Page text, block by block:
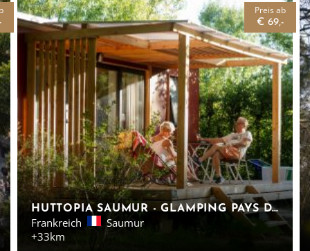
HUTTOPIA SAUMUR - GLAMPING PAYS DE LA LOIRE
Frankreich
Saumur
+33km
Preis ab
€ 69,-